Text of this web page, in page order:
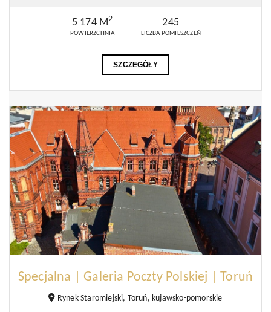
5 174 M2
POWIERZCHNIA
245
LICZBA POMIESZCZEŃ
SZCZEGÓŁY
Specjalna | Galeria Poczty Polskiej | Toruń
Rynek Staromiejski, Toruń, kujawsko-pomorskie